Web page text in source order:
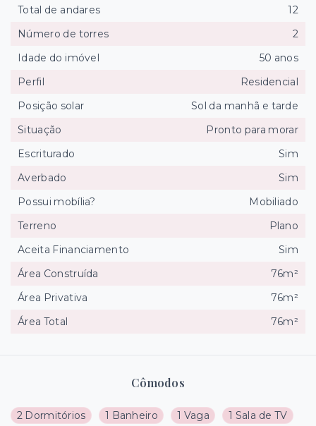
Cômodos
2 Dormitórios 1 Banheiro 1 Vaga
1 Sala de TV
Total de andares
12
Número de torres
2
Idade do imóvel
50 anos
Perfil
Residencial
Posição solar
Sol da manhã e tarde
Situação
Pronto para morar
Escriturado
Sim
Averbado
Sim
Possui mobília?
Mobiliado
Terreno
Plano
Aceita Financiamento
Sim
Área Construída
76m²
Área Privativa
76m²
Área Total
76m²